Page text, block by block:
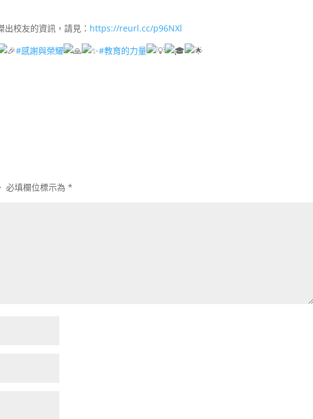
校友的資訊，請見： https://reurl.cc/p96NXl
#感謝與榮耀
#教育的力量
必填欄位標示為*